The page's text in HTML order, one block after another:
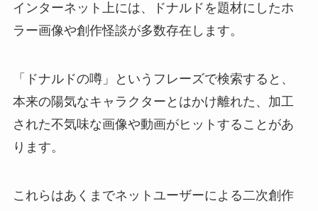
インターネット上には、ドナルドを題材にしたホ
ラー画像や創作怪談が多数存在します。
「ドナルドの噂」というフレーズで検索すると、
本来の陽気なキャラクターとはかけ離れた、加工
された不気味な画像や動画がヒットすることがあ
ります。
これらはあくまでネットユーザーによる二次創作